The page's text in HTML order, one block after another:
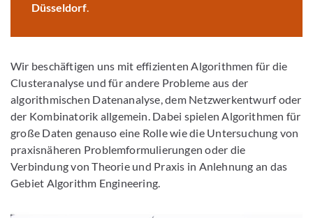
Düsseldorf.
Wir beschäftigen uns mit effizienten Algorithmen für die
Clusteranalyse und für andere Probleme aus der
algorithmischen Datenanalyse, dem Netzwerkentwurf oder
der Kombinatorik allgemein. Dabei spielen Algorithmen für
große Daten genauso eine Rolle wie die Untersuchung von
praxisnäheren Problemformulierungen oder die
Verbindung von Theorie und Praxis in Anlehnung an das
Gebiet Algorithm Engineering.